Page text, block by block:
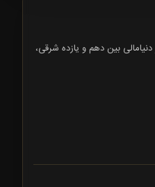
اندیشه، فاز 1، بلوار دنیامالی بین دهم و یازده شرقی،